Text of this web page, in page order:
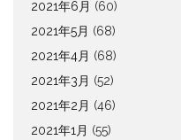
2021年6月 (60)
2021年5月 (68)
2021年4月 (68)
2021年3月 (52)
2021年2月 (46)
2021年1月 (55)